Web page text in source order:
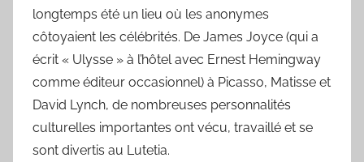
longtemps été un lieu où les anonymes
côtoyaient les célébrités. De James Joyce (qui a
écrit « Ulysse » à l’hôtel avec Ernest Hemingway
comme éditeur occasionnel) à Picasso, Matisse et
David Lynch, de nombreuses personnalités
culturelles importantes ont vécu, travaillé et se
sont divertis au Lutetia.